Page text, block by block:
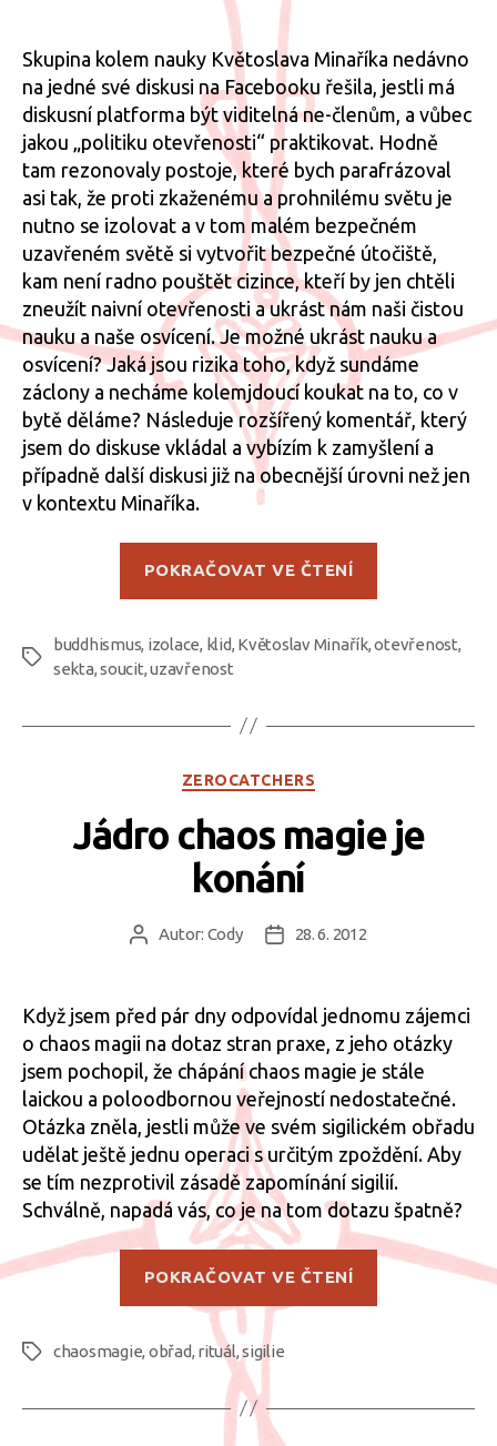
vůči
Skupina kolem nauky Květoslava Minaříka nedávno
na jedné své diskusi na Facebooku řešila, jestli má
diskusní platforma být viditelná ne-členům, a vůbec
jakou „politiku otevřenosti“ praktikovat. Hodně
tam rezonovaly postoje, které bych parafrázoval
asi tak, že proti zkaženému a prohnilému světu je
nutno se izolovat a v tom malém bezpečném
uzavřeném světě si vytvořit bezpečné útočiště,
kam není radno pouštět cizince, kteří by jen chtěli
zneužít naivní otevřenosti a ukrást nám naši čistou
nauku a naše osvícení. Je možné ukrást nauku a
osvícení? Jaká jsou rizika toho, když sundáme
záclony a necháme kolemjdoucí koukat na to, co v
bytě děláme? Následuje rozšířený komentář, který
jsem do diskuse vkládal a vybízím k zamyšlení a
případně další diskusi již na obecnější úrovni než jen
v kontextu Minaříka.
POKRAČOVAT VE ČTENÍ
zkaženému
Štítky
buddhismus, izolace, klid, Květoslav Minařík,otevřenost,
sekta,soucit,uzavřenost
Rubriky
ZEROCATCHERS
Jádro chaos magie je
konání
AutorAutor: Cody
Datum28. 6. 2012
Když jsem před pár dny odpovídal jednomu zájemci
o chaos magii na dotaz stran praxe, z jeho otázky
jsem pochopil, že chápání chaos magie je stále
laickou a poloodbornou veřejností nedostatečné.
Otázka zněla, jestli může ve svém sigilickém obřadu
udělat ještě jednu operaci s určitým zpoždění. Aby
se tím nezprotivil zásadě zapomínání sigilií.
Schválně, napadá vás, co je na tom dotazu špatně?
POKRAČOVAT VE ČTENÍ
„Jádro
Štítkychaosmagie, obřad, rituál,sigilie